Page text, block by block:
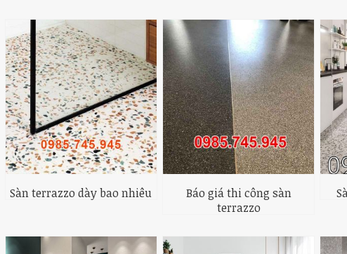
Sàn terrazzo dày bao nhiêu
Báo giá thi công sàn
terrazzo